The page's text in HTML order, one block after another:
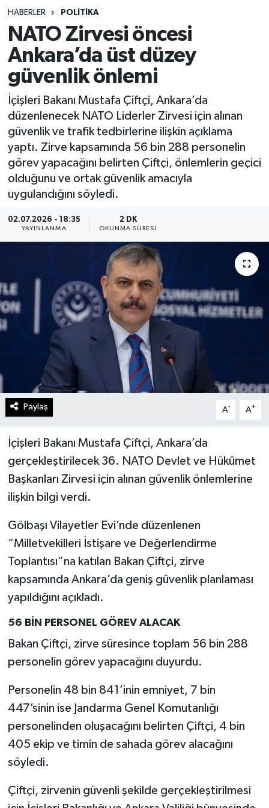
HABERLER POLITIKA
NATO Zirvesi öncesi
Ankara’da üst düzey
güvenlik önlemi
İçişleri Bakanı Mustafa Çiftçi, Ankara’da
düzenlenecek NATO Liderler Zirvesi için alınan
güvenlik ve trafik tedbirlerine ilişkin açıklama
yaptı. Zirve kapsamında 56 bin 288 personelin
görev yapacağını belirten Çiftçi, önlemlerin geçici
olduğunu ve ortak güvenlik amacıyla
uygulandığını söyledi.
02.07.2026 - 18:35
YAYINLANMA
2 DK
OKUNMA SÜRESI
Paylaş A- A+
İçişleri Bakanı Mustafa Çiftçi, Ankara’da
gerçekleştirilecek 36. NATO Devlet ve Hükümet
Başkanları Zirvesi için alınan güvenlik önlemlerine
ilişkin bilgi verdi.
Gölbaşı Vilayetler Evi’nde düzenlenen
“Milletvekilleri İstişare ve Değerlendirme
Toplantısı”na katılan Bakan Çiftçi, zirve
kapsamında Ankara’da geniş güvenlik planlaması
yapıldığını açıkladı.
56 BİN PERSONEL GÖREV ALACAK
Bakan Çiftçi, zirve süresince toplam 56 bin 288
personelin görev yapacağını duyurdu.
Personelin 48 bin 841’inin emniyet, 7 bin
447’sinin ise Jandarma Genel Komutanlığı
personelinden oluşacağını belirten Çiftçi, 4 bin
405 ekip ve timin de sahada görev alacağını
söyledi.
Çiftçi, zirvenin güvenli şekilde gerçekleştirilmesi
Spor
Teknoloji
Yaşam